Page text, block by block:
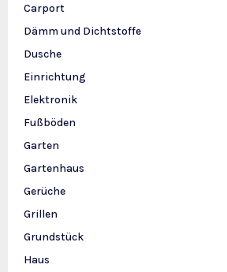
Carport
Dämm und Dichtstoffe
Dusche
Einrichtung
Elektronik
Fußböden
Garten
Gartenhaus
Gerüche
Grillen
Grundstück
Haus